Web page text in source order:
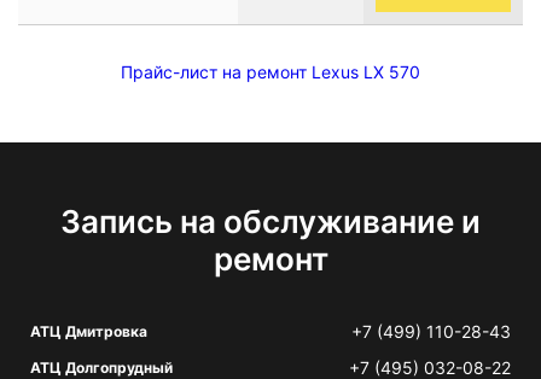
Прайс-лист на ремонт Lexus LX 570
Запись на обслуживание и
ремонт
АТЦ Дмитровка +7 (499) 110-28-43
АТЦ Долгопрудный +7 (495) 032-08-22